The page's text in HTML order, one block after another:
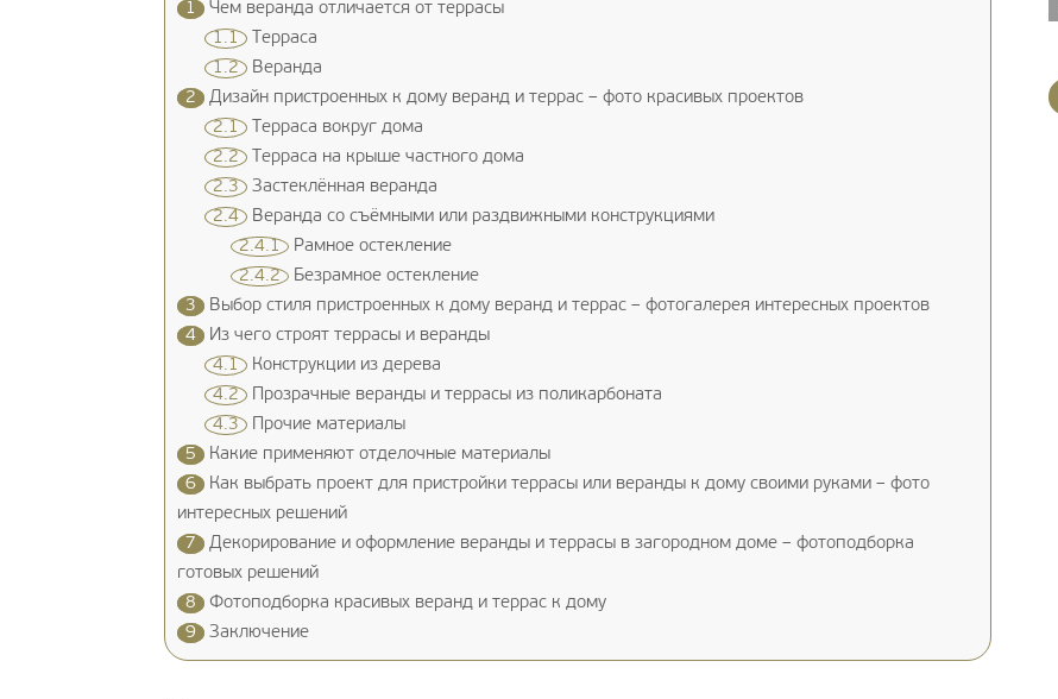
1
Чем веранда отличается от террасы
1.1 Терраса
1.2 Веранда
2
Дизайн пристроенных к дому веранд и террас – фото красивых проектов
2.1 Терраса вокруг дома
2.2 Терраса на крыше частного дома
2.3 Застеклённая веранда
2.4 Веранда со съёмными или раздвижными конструкциями
2.4.1
Рамное остекление
2.4.2
Безрамное остекление
3
Выбор стиля пристроенных к дому веранд и террас – фотогалерея интересных проектов
4
Из чего строят террасы и веранды
4.1 Конструкции из дерева
4.2 Прозрачные веранды и террасы из поликарбоната
4.3 Прочие материалы
5
Какие применяют отделочные материалы
6
Как выбрать проект для пристройки террасы или веранды к дому своими руками – фото
интересных решений
7
Декорирование и оформление веранды и террасы в загородном доме – фотоподборка
готовых решений
8
Фотоподборка красивых веранд и террас к дому
9
Заключение